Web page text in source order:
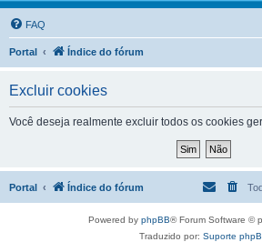
FAQ
Portal Índice do fórum
Excluir cookies
Você deseja realmente excluir todos os cookies
Portal Índice do fórum
Powered by phpBB® Forum Software ©
Traduzido por: Suporte